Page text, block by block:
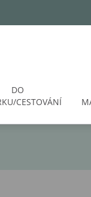
DO
CESTOVÁNÍ